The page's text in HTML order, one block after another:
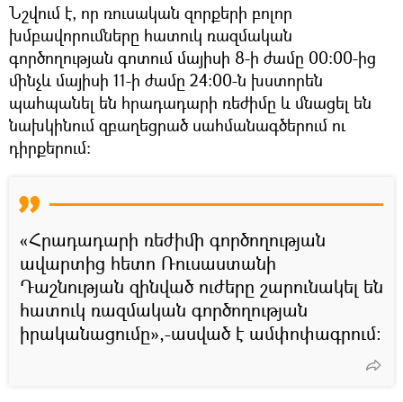
Նշվում է, որ ռուսական զորքերի բոլոր
խմբավորումները հատուկ ռազմական
գործողության գոտում մայիսի 8-ի ժամը 00:00-ից
մինչև մայիսի 11-ի ժամը 24:00-ն խստորեն
պահպանել են հրադադարի ռեժիմը և մնացել են
նախկինում զբաղեցրած սահմանագծերում ու
դիրքերում:
«Հրադադարի ռեժիմի գործողության
ավարտից հետո Ռուսաստանի
Դաշնության զինված ուժերը շարունակել են
հատուկ ռազմական գործողության
իրականացումը»,-ասված է ամփոփագրում: